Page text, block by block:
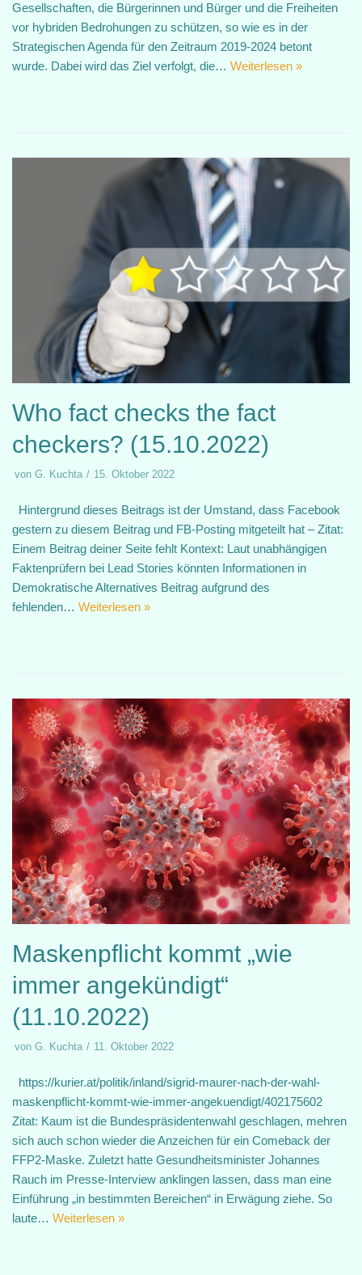
Gesellschaften, die Bürgerinnen und Bürger und die Freiheiten
vor hybriden Bedrohungen zu schützen, so wie es in der
Strategischen Agenda für den Zeitraum 2019-2024 betont
wurde. Dabei wird das Ziel verfolgt, die… Weiterlesen »
Who fact checks the fact
checkers? (15.10.2022)
von G. Kuchta 15. Oktober 2022
Hintergrund dieses Beitrags ist der Umstand, dass Facebook
gestern zu diesem Beitrag und FB-Posting mitgeteilt hat – Zitat:
Einem Beitrag deiner Seite fehlt Kontext: Laut unabhängigen
Faktenprüfern bei Lead Stories könnten Informationen in
Demokratische Alternatives Beitrag aufgrund des
fehlenden… Weiterlesen »
Maskenpflicht kommt „wie
immer angekündigt“
(11.10.2022)
von G. Kuchta 11. Oktober 2022
https://kurier.at/politik/inland/sigrid-maurer-nach-der-wahl-
maskenpflicht-kommt-wie-immer-angekuendigt/402175602
Zitat: Kaum ist die Bundespräsidentenwahl geschlagen, mehren
sich auch schon wieder die Anzeichen für ein Comeback der
FFP2-Maske. Zuletzt hatte Gesundheitsminister Johannes
Rauch im Presse-Interview anklingen lassen, dass man eine
Einführung „in bestimmten Bereichen“ in Erwägung ziehe. So
laute… Weiterlesen »